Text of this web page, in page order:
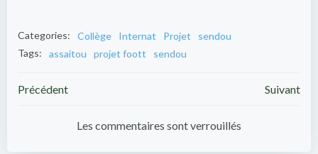
Categories: Collège Internat Projet
sendou
Tags:
assaitou projet foott sendou
Post
navigation
Précédent
navigation
Suivant
Les commentaires sont verrouillés